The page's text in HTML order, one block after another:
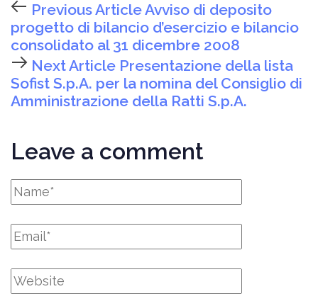
Previous ArticleAvviso di deposito
progetto di bilancio d’esercizio e bilancio
consolidato al 31 dicembre 2008
Next Article Presentazione della lista
Sofist S.p.A. per la nomina del Consiglio di
Amministrazione della Ratti S.p.A.
Leave a comment